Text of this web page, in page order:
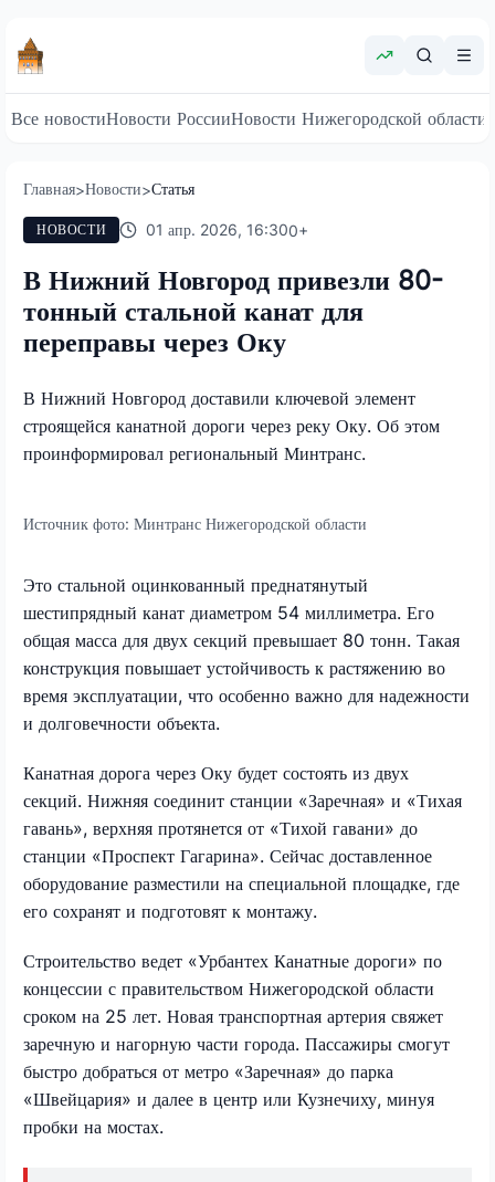
Все новостиНовости РоссииНовости Нижегородской области
Главная>Новости>Статья
НОВОСТИ 01 апр. 2026, 16:300+
В Нижний Новгород привезли 80-
тонный стальной канат для
переправы через Оку
В Нижний Новгород доставили ключевой элемент
строящейся канатной дороги через реку Оку. Об этом
проинформировал региональный Минтранс.
Источник фото: Минтранс Нижегородской области
Это стальной оцинкованный преднатянутый
шестипрядный канат диаметром 54 миллиметра. Его
общая масса для двух секций превышает 80 тонн. Такая
конструкция повышает устойчивость к растяжению во
время эксплуатации, что особенно важно для надежности
и долговечности объекта.
Канатная дорога через Оку будет состоять из двух
секций. Нижняя соединит станции «Заречная» и «Тихая
гавань», верхняя протянется от «Тихой гавани» до
станции «Проспект Гагарина». Сейчас доставленное
оборудование разместили на специальной площадке, где
его сохранят и подготовят к монтажу.
Строительство ведет «Урбантех Канатные дороги» по
концессии с правительством Нижегородской области
сроком на 25 лет. Новая транспортная артерия свяжет
заречную и нагорную части города. Пассажиры смогут
быстро добраться от метро «Заречная» до парка
«Швейцария» и далее в центр или Кузнечиху, минуя
пробки на мостах.